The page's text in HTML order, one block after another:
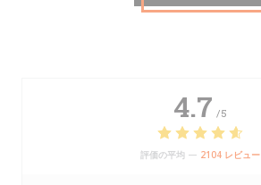
4.7 /5
評価の平均 — 2104 レビュー